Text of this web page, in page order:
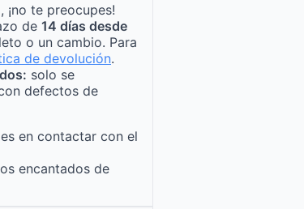
te preocupes!
de 14 días desde
o un cambio. Para
de devolución.
solo se
defectos de
en contactar con el
encantados de